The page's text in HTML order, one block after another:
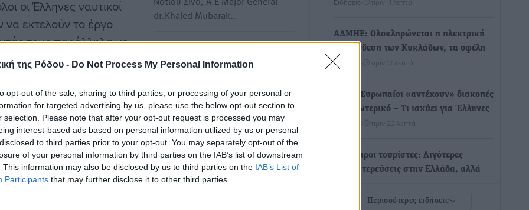
της Ρόδου - Do Not Process My Personal Information
opt-out of the sale, sharing to third parties, or processing of your personal or
for targeted advertising by us, please use the below opt-out section to
selection. Please note that after your opt-out request is processed you may
interest-based ads based on personal information utilized by us or personal
to third parties prior to your opt-out. You may separately opt-out of the
of your personal information by third parties on the IAB’s list of downstream
This information may also be disclosed by us to third parties on the IAB’s List of
Participants that may further disclose it to other third parties.
οι Έλληνες ναυτικοί
να εκτελούν το έργο
τους παράλληλα με
ανταγωνιστικούς σε
κρατάμε την ελληνική
και
Πολιτικής, έχει
την περαιτέρω
της Ελληνικής
απασχόλησης, τόσο στην
dr.Khaled Mubarak…
Ναυτιλίας και Νησιωτικής
με τον Εκτελεστικό Διευθυντή…
Την ανάγκη ενίσχυσης και
ενδυνάμωσης της συνεργασίας
των Κρατών – Μελών με…
Συμμετοχή του Υπουργού
Ναυτιλίας και Νησιωτικής
Ειδήσεις πριν 11 λεπτά
ΑΔΜΗΕ: Ολοκληρώνεται η ηλεκτρική
διασύνδεση των Κυκλάδων, τα οφέλη
Ειδήσεις πριν 17 λεπτά
Πόσοι Ευρωπαίοι «αντέχουν» διακοπές
στο εξωτερικό – Τι ισχύει για Έλληνες
πριν 22 λεπτά
Βούλγαροι τουρίστες: Λιγότερες
διανυκτερεύσεις στην Ελλάδα, αλλά
διανυκτέρευσηΠερισσότερες ειδήσεις